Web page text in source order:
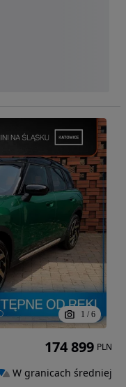
1 / 6
174 899 PLN
W granicach średniej